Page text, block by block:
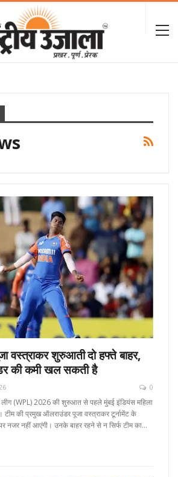
वस्त्राकर शुरुआती दो हफ्ते बाहर,
की कमी खल सकती है
0
लीग (WPL) 2026 की शुरुआत से पहले मुंबई इंडियंस महिला
टीम की प्रमुख ऑलराउंडर पूजा वस्त्राकर टूर्नामेंट के
नजर नहीं आएंगी। उनके बाहर रहने से न सिर्फ टीम का…